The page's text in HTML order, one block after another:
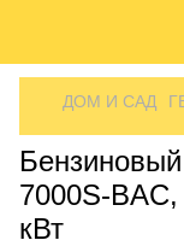
ДОМ И САД
7000S-
кВт